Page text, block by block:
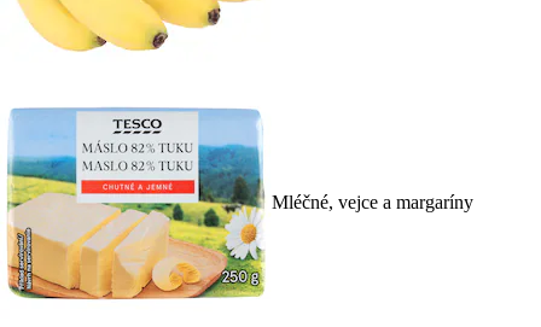
Mléčné, vejce a margaríny